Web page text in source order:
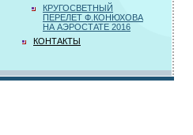
КРУГОСВЕТНЫЙ
ПЕРЕЛЕТ Ф.КОНЮХОВА
НА АЭРОСТАТЕ 2016
КОНТАКТЫ